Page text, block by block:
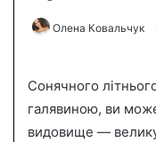
Олена Ковальчук
d
a
n
Сонячного
галявиною, ви
видовище —